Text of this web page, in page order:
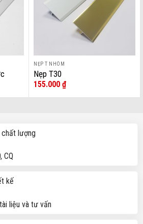
NẸP T NHÔM
Nẹp T30
155.000 ₫
lượng
CQ
kế
liệu và tư vấn